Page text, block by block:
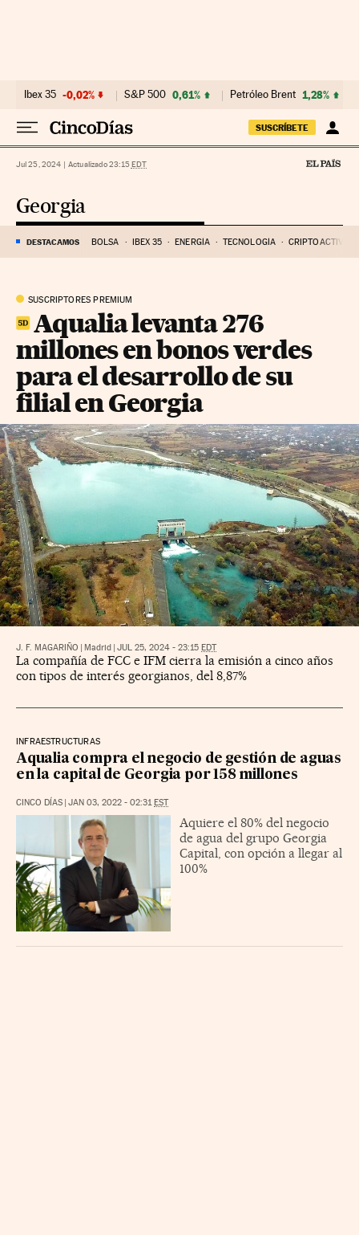
Ibex 35 -0,02% S&P 500 0,61% Petróleo Brent 1,28%
SUSCRÍBETE
Jul 25, 2024 | Actualizado 23:15EDT
Georgia
DESTACAMOS BOLSA IBEX 35 ENERGÍA TECNOLOGÍA CRIPTOACTIVOS
SUSCRIPTORES PREMIUM
Aqualia levanta 276
millones en bonos verdes
para el desarrollo de su
filial en Georgia
J. F. MAGARIÑO | Madrid | JUL 25, 2024 - 23:15 EDT
La compañía de FCC e IFM cierra la emisión a cinco años
con tipos de interés georgianos, del 8,87%
INFRAESTRUCTURAS
Aqualia compra el negocio de gestión de aguas
en la capital de Georgia por 158 millones
CINCO DÍAS | JAN 03, 2022 - 02:31EST
Aquiere el 80% del negocio
de agua del grupo Georgia
Capital, con opción a llegar al
100%